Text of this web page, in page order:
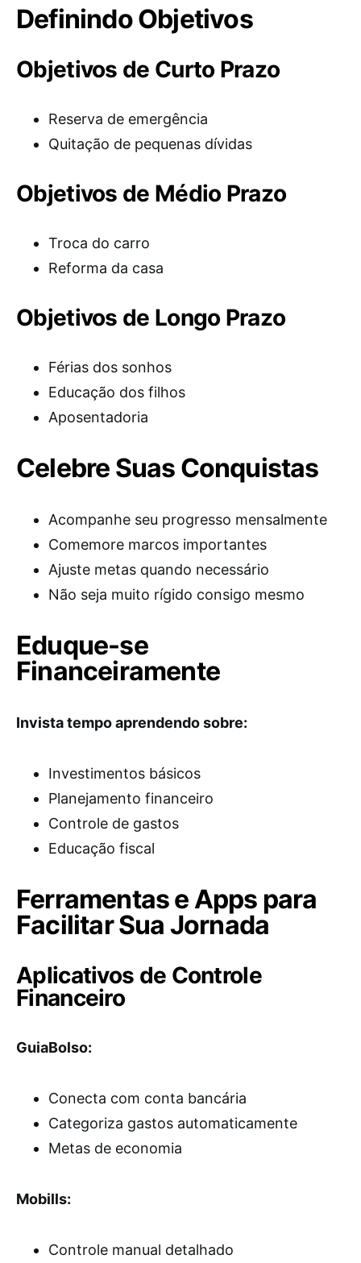
Definindo Objetivos
Objetivos de Curto Prazo
Reserva de emergência
Quitação de pequenas dívidas
Objetivos de Médio Prazo
Troca do carro
Reforma da casa
Objetivos de Longo Prazo
Férias dos sonhos
Educação dos filhos
Aposentadoria
Celebre Suas Conquistas
Acompanhe seu progresso mensalmente
Comemore marcos importantes
Ajuste metas quando necessário
Não seja muito rígido consigo mesmo
Eduque-se
Financeiramente
Invista tempo aprendendo sobre:
Investimentos básicos
Planejamento financeiro
Controle de gastos
Educação fiscal
Ferramentas e Apps para
Facilitar Sua Jornada
Aplicativos de Controle
Financeiro
GuiaBolso:
Conecta com conta bancária
Categoriza gastos automaticamente
Metas de economia
Mobills:
Controle manual detalhado